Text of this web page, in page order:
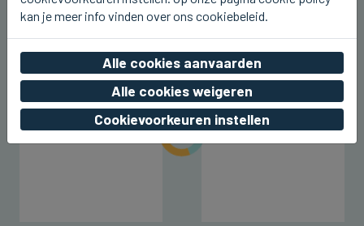
kan je meer info vinden over ons cookiebeleid.
Alle cookies aanvaarden
Alle cookies weigeren
Cookievoorkeuren instellen